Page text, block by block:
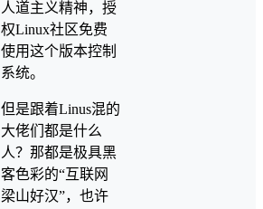
人道主义精神，授
权Linux社区免费
使用这个版本控制
系统。
但是跟着Linus混的
大佬们都是什么
人？那都是极具黑
客色彩的“互联网
梁山好汉”，也许